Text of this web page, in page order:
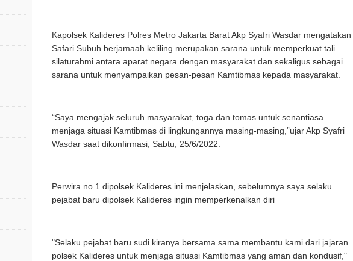
Kapolsek Kalideres Polres Metro Jakarta Barat Akp Syafri Wasdar mengatakan
Safari Subuh berjamaah keliling merupakan sarana untuk memperkuat tali
silaturahmi antara aparat negara dengan masyarakat dan sekaligus sebagai
sarana untuk menyampaikan pesan-pesan Kamtibmas kepada masyarakat.
“Saya mengajak seluruh masyarakat, toga dan tomas untuk senantiasa
menjaga situasi Kamtibmas di lingkungannya masing-masing,”ujar Akp Syafri
Wasdar saat dikonfirmasi, Sabtu, 25/6/2022.
Perwira no 1 dipolsek Kalideres ini menjelaskan, sebelumnya saya selaku
pejabat baru dipolsek Kalideres ingin memperkenalkan diri
"Selaku pejabat baru sudi kiranya bersama sama membantu kami dari jajaran
polsek Kalideres untuk menjaga situasi Kamtibmas yang aman dan kondusif,"